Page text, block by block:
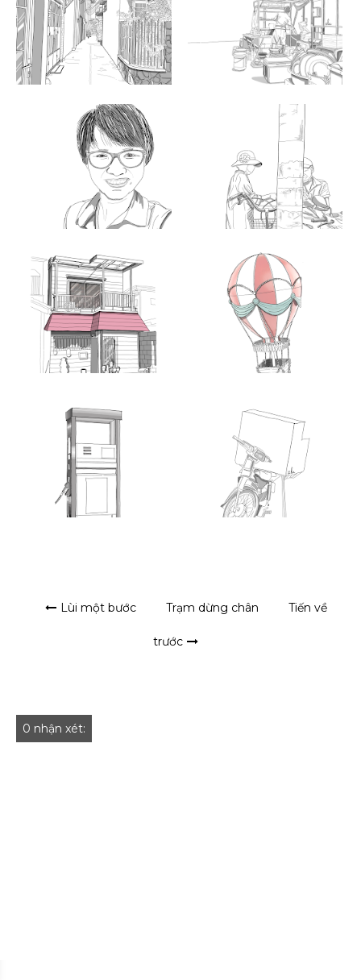
Lùi một bước Trạm dừng chân Tiến về
trước
0 nhận xét: